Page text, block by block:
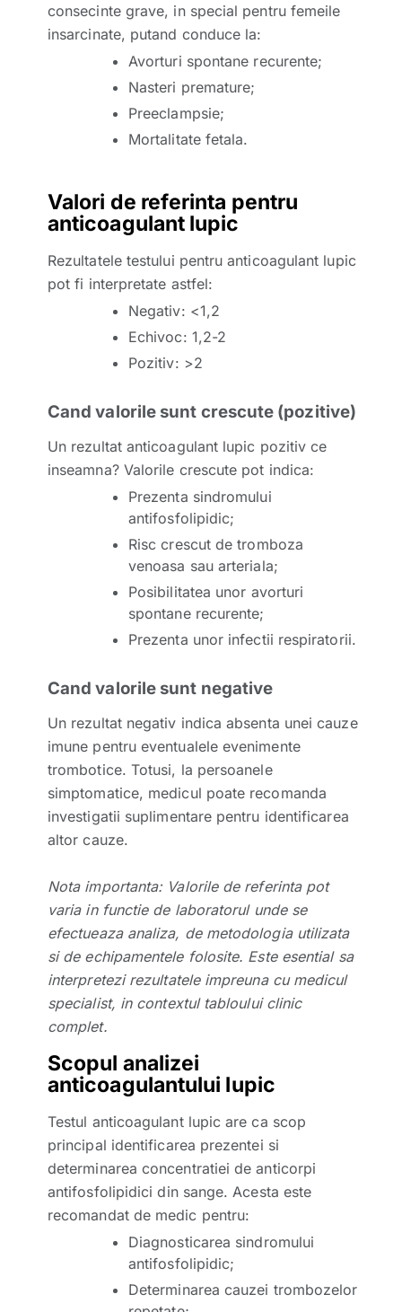
consecinte grave, in special pentru femeile
insarcinate, putand conduce la:
Avorturi spontane recurente;
Nasteri premature;
Preeclampsie;
Mortalitate fetala.
Valori de referinta pentru
anticoagulant lupic
Rezultatele testului pentru anticoagulant lupic
pot fi interpretate astfel:
Negativ: <1,2
Echivoc: 1,2-2
Pozitiv: >2
Cand valorile sunt crescute (pozitive)
Un rezultat anticoagulant lupic pozitiv ce
inseamna? Valorile crescute pot indica:
Prezenta sindromului
antifosfolipidic;
Risc crescut de tromboza
venoasa sau arteriala;
Posibilitatea unor avorturi
spontane recurente;
Prezenta unor infectii respiratorii.
Cand valorile sunt negative
Un rezultat negativ indica absenta unei cauze
imune pentru eventualele evenimente
trombotice. Totusi, la persoanele
simptomatice, medicul poate recomanda
investigatii suplimentare pentru identificarea
altor cauze.
Nota importanta: Valorile de referinta pot
varia in functie de laboratorul unde se
efectueaza analiza, de metodologia utilizata
si de echipamentele folosite. Este esential sa
interpretezi rezultatele impreuna cu medicul
specialist, in contextul tabloului clinic
complet.
Scopul analizei
anticoagulantului lupic
Testul anticoagulant lupic are ca scop
principal identificarea prezentei si
determinarea concentratiei de anticorpi
antifosfolipidici din sange. Acesta este
recomandat de medic pentru:
Diagnosticarea sindromului
antifosfolipidic;
Determinarea cauzei trombozelor